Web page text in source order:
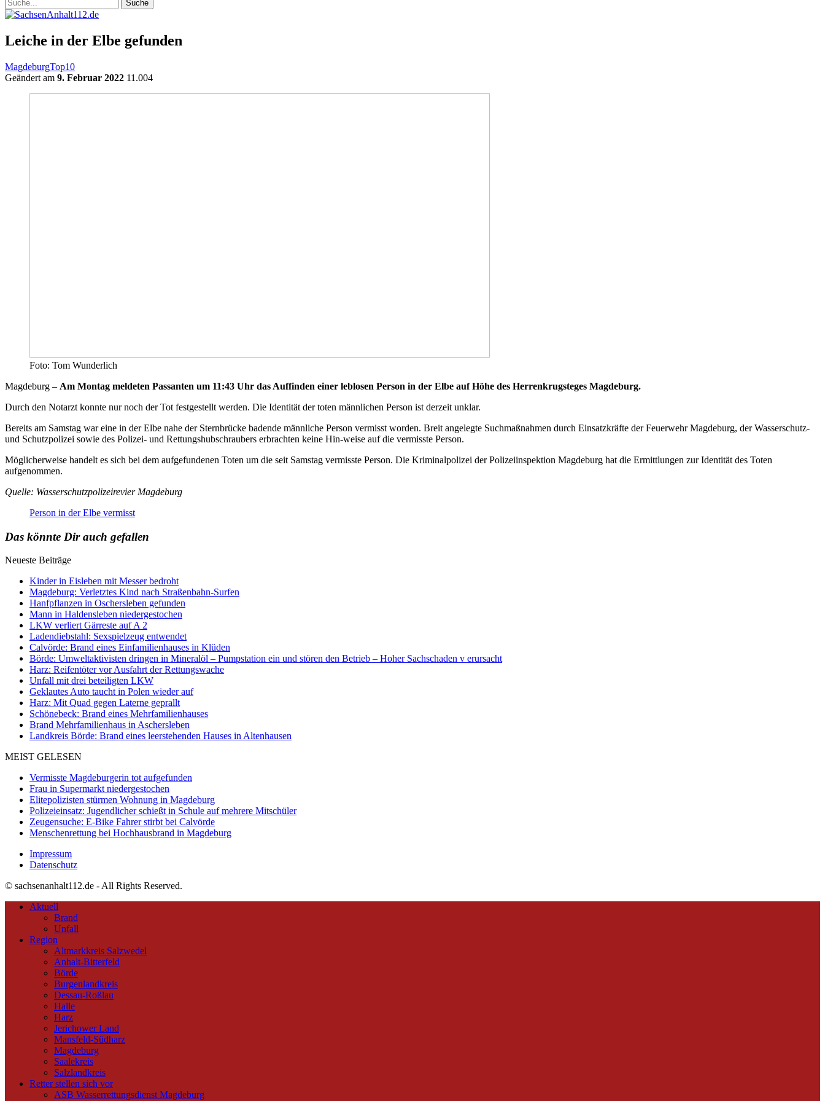
Leiche in der Elbe gefunden
MagdeburgTop10
Geändert am 9. Februar 2022 11.004
Foto: Tom Wunderlich
Magdeburg – Am Montag meldeten Passanten um 11:43 Uhr das Auffinden einer leblosen Person in der Elbe auf Höhe des Herrenkrugsteges Magdeburg.
Durch den Notarzt konnte nur noch der Tot festgestellt werden. Die Identität der toten männlichen Person ist derzeit unklar.
Bereits am Samstag war eine in der Elbe nahe der Sternbrücke badende männliche Person vermisst worden. Breit angelegte Suchmaßnahmen durch Einsatzkräfte der Feuerwehr Magdeburg, der Wasserschutz-
und Schutzpolizei sowie des Polizei- und Rettungshubschraubers erbrachten keine Hin-weise auf die vermisste Person.
Möglicherweise handelt es sich bei dem aufgefundenen Toten um die seit Samstag vermisste Person. Die Kriminalpolizei der Polizeiinspektion Magdeburg hat die Ermittlungen zur Identität des Toten
aufgenommen.
Quelle: Wasserschutzpolizeirevier Magdeburg
Person in der Elbe vermisst
Das könnte Dir auch gefallen
Neueste Beiträge
Kinder in Eisleben mit Messer bedroht
Magdeburg: Verletztes Kind nach Straßenbahn-Surfen
Hanfpflanzen in Oschersleben gefunden
Mann in Haldensleben niedergestochen
LKW verliert Gärreste auf A 2
Ladendiebstahl: Sexspielzeug entwendet
Calvörde: Brand eines Einfamilienhauses in Klüden
Börde: Umweltaktivisten dringen in Mineralöl – Pumpstation ein und stören den Betrieb – Hoher Sachschaden v erursacht
Harz: Reifentöter vor Ausfahrt der Rettungswache
Unfall mit drei beteiligten LKW
Geklautes Auto taucht in Polen wieder auf
Harz: Mit Quad gegen Laterne geprallt
Schönebeck: Brand eines Mehrfamilienhauses
Brand Mehrfamilienhaus in Aschersleben
Landkreis Börde: Brand eines leerstehenden Hauses in Altenhausen
MEIST GELESEN
Vermisste Magdeburgerin tot aufgefunden
Frau in Supermarkt niedergestochen
Elitepolizisten stürmen Wohnung in Magdeburg
Polizeieinsatz: Jugendlicher schießt in Schule auf mehrere Mitschüler
Zeugensuche: E-Bike Fahrer stirbt bei Calvörde
Menschenrettung bei Hochhausbrand in Magdeburg
Impressum
Datenschutz
© sachsenanhalt112.de - All Rights Reserved.
Aktuell
Brand
Unfall
Region
Altmarkkreis Salzwedel
Anhalt-Bitterfeld
Börde
Burgenlandkreis
Dessau-Roßlau
Halle
Harz
Jerichower Land
Mansfeld-Südharz
Magdeburg
Saalekreis
Salzlandkreis
Retter stellen sich vor
ASB Wasserrettungsdienst Magdeburg